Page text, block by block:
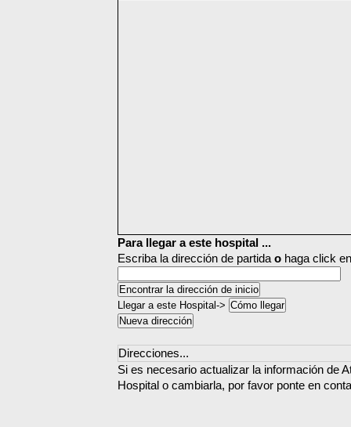
Para llegar a este hospital ...
Escriba la dirección de partida o haga click
Llegar a este Hospital->
Direcciones...
Si es necesario actualizar la información de
Hospital o cambiarla, por favor ponte en